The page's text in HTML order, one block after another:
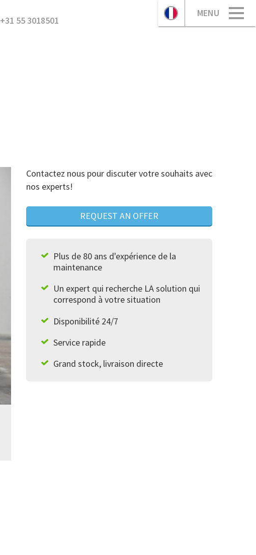
MENU
+31 55 3018501
Contactez nous pour discuter votre souhaits avec
nos experts!
REQUEST AN OFFER
Plus de 80 ans d'expérience de la
maintenance
Un expert qui recherche LA solution qui
correspond à votre situation
Disponibilité 24/7
Service rapide
Grand stock, livraison directe